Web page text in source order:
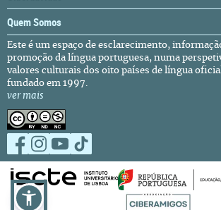
Quem Somos
Este é um espaço de esclarecimento,
promoção da língua portuguesa, numa
valores culturais dos oito países de língua
fundado em 1997.
ver mais